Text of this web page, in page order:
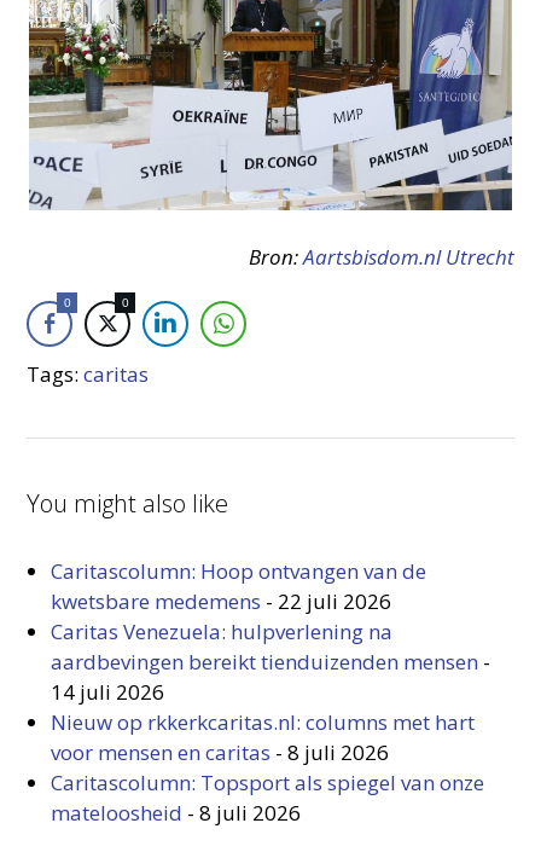
Bron:Aartsbisdom.nl Utrecht
0 0
Tags:caritas
You might also like
Caritascolumn: Hoop ontvangen van de
kwetsbare medemens - 22 juli 2026
Caritas Venezuela: hulpverlening na
aardbevingen bereikt tienduizenden mensen -
14 juli 2026
Nieuw op rkkerkcaritas.nl: columns met hart
voor mensen en caritas -8 juli 2026
Caritascolumn: Topsport als spiegel van onze
mateloosheid -8 juli 2026